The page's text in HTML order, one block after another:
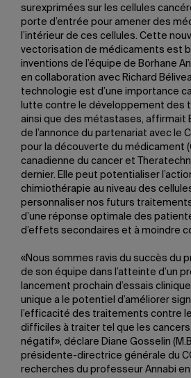
surexprimées sur les cellules
porte d’entrée pour amener des
l’intérieur de ces cellules. Cette
vectorisation de médicaments est
inventions de l’équipe de Borhane
en collaboration avec Richard
technologie est d’une importance
lutte contre le développement des
ainsi que des métastases, affirmait
de l’annonce du partenariat avec le
pour la découverte du médicament
canadienne du cancer et
dernier. Elle peut potentialiser
chimiothérapie au niveau des
personnaliser nos futurs
d’une réponse optimale des
d’effets secondaires et à moindre
«Nous sommes ravis du succès du
de son équipe dans l’atteinte d’un
lancement prochain d’essais
unique a le potentiel d’améliorer
l’efficacité des traitements contre
difficiles à traiter tel que les
négatif», déclare Diane Gosselin
présidente-directrice générale du
recherches du professeur Annabi